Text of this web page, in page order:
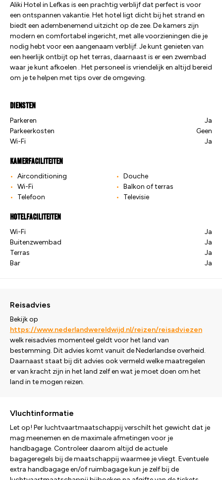
Aliki Hotel in Lefkas is een prachtig verblijf dat perfect is voor
een ontspannen vakantie. Het hotel ligt dicht bij het strand en
biedt een adembenemend uitzicht op de zee. De kamers zijn
modern en comfortabel ingericht, met alle voorzieningen die je
nodig hebt voor een aangenaam verblijf. Je kunt genieten van
een heerlijk ontbijt op het terras, daarnaast is er een zwembad
waar je kunt afkoelen . Het personeel is vriendelijk en altijd bereid
om je te helpen met tips over de omgeving.
Diensten
Parkeren
Ja
Parkeerkosten
Geen
Wi-Fi
Ja
Kamerfaciliteiten
Airconditioning
Douche
Wi-Fi
Balkon of terras
Telefoon
Televisie
Hotelfaciliteiten
Wi-Fi
Ja
Buitenzwembad
Ja
Terras
Ja
Bar
Ja
Reisadvies
Bekijk op
https://www.nederlandwereldwijd.nl/reizen/reisadviezen
welk reisadvies momenteel geldt voor het land van
bestemming. Dit advies komt vanuit de Nederlandse overheid.
Daarnaast staat bij dit advies ook vermeld welke maatregelen
er van kracht zijn in het land zelf en wat je moet doen om het
land in te mogen reizen.
Vluchtinformatie
Let op! Per luchtvaartmaatschappij verschilt het gewicht dat je
mag meenemen en de maximale afmetingen voor je
handbagage. Controleer daarom altijd de actuele
bagageregels bij de maatschappij waarmee je vliegt. Eventuele
extra handbagage en/of ruimbagage kun je zelf bij de